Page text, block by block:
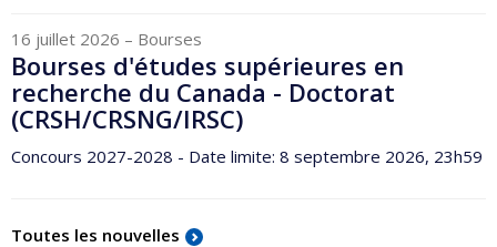
16 juillet 2026 – Bourses
Bourses d'études supérieures en
recherche du Canada - Doctorat
(CRSH/CRSNG/IRSC)
Concours 2027-2028 - Date limite: 8 septembre 2026, 23h59
Toutes les nouvelles